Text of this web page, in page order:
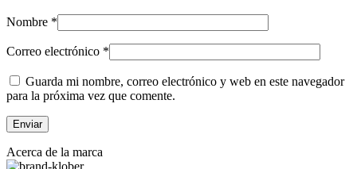
Nombre *
Correo electrónico *
Guarda mi nombre, correo electrónico y web en este navegador
para la próxima vez que comente.
Acerca de la marca